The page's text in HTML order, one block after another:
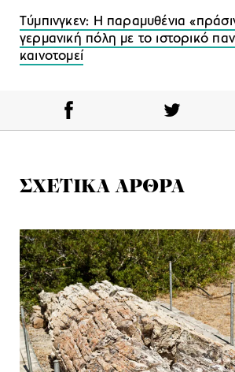
Tύμπινγκεν: H παραμυθένια
γερμανική πόλη με το ιστορικό
καινοτομεί
ΣΧΕΤΙΚΑ ΑΡΘΡΑ